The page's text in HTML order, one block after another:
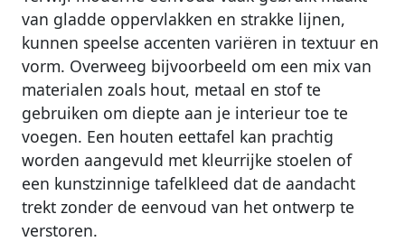
van gladde oppervlakken en strakke lijnen,
kunnen speelse accenten variëren in textuur en
vorm. Overweeg bijvoorbeeld om een mix van
materialen zoals hout, metaal en stof te
gebruiken om diepte aan je interieur toe te
voegen. Een houten eettafel kan prachtig
worden aangevuld met kleurrijke stoelen of
een kunstzinnige tafelkleed dat de aandacht
trekt zonder de eenvoud van het ontwerp te
verstoren.